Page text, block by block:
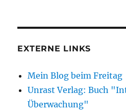
EXTERNE LINKS
Mein Blog beim Freitag
Unrast Verlag: Buch
Überwachung"